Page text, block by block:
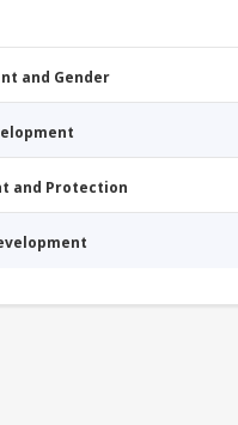
and Gender
and Protection